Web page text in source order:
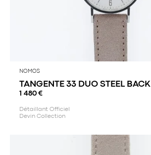
NOMOS
TANGENTE 33 DUO STEEL BACK
1 480 €
Détaillant Officiel
Devin Collection